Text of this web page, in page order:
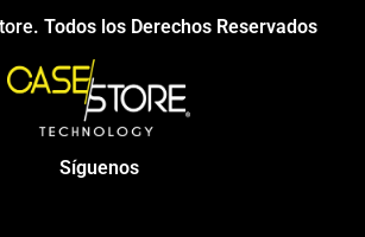
. Todos los Derechos Reservados
Síguenos